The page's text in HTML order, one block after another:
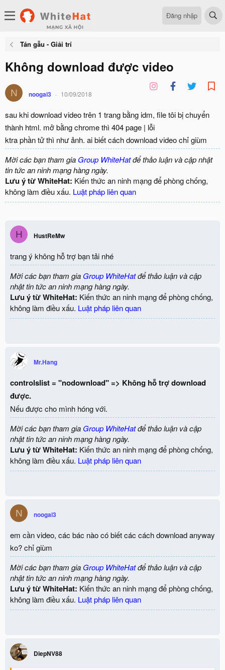
Đăng nhập
Tán gẫu - Giải trí
Không download được video
N noogai3 10/09/2018
sau khi download video trên 1 trang bằng idm, file tôi bị chuyển
thành html. mở bằng chrome thì 404 page | lỗi
ktra phần tử thì như ảnh. ai biết cách download video chỉ giùm
Mời các bạn tham gia Group WhiteHatđể thảo luận và cập nhật
tin tức an ninh mạng hàng ngày.
Lưu ý từ WhiteHat: Kiến thức an ninh mạng để phòng chống,
không làm điều xấu. Luật pháp liên quan
H HustReMw
trang ý không hỗ trợ bạn tải nhé
Mời các bạn tham gia Group WhiteHatđể thảo luận và cập
nhật tin tức an ninh mạng hàng ngày.
Lưu ý từ WhiteHat: Kiến thức an ninh mạng để phòng chống,
không làm điều xấu. Luật pháp liên quan
Mr.Hang
controlslist = "nodownload" => Không hỗ trợ download
được.
Nếu được cho mình hóng với.
Mời các bạn tham gia Group WhiteHatđể thảo luận và cập
nhật tin tức an ninh mạng hàng ngày.
Lưu ý từ WhiteHat: Kiến thức an ninh mạng để phòng chống,
không làm điều xấu. Luật pháp liên quan
N noogai3
em cần video, các bác nào có biết các cách download anyway
ko? chỉ giùm
Mời các bạn tham gia Group WhiteHatđể thảo luận và cập
nhật tin tức an ninh mạng hàng ngày.
Lưu ý từ WhiteHat: Kiến thức an ninh mạng để phòng chống,
không làm điều xấu. Luật pháp liên quan
DiepNV88